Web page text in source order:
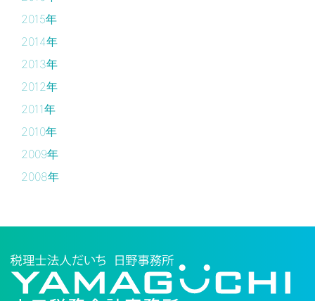
2015年
2014年
2013年
2012年
2011年
2010年
2009年
2008年